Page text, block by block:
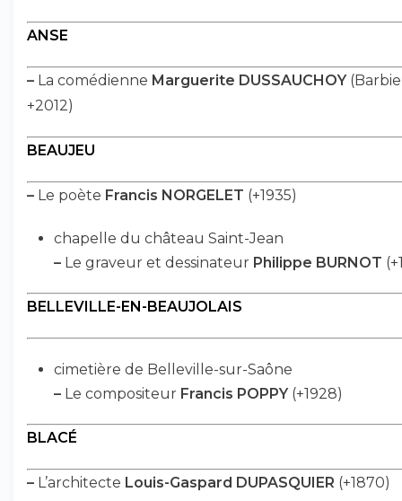
ANSE
– La comédienne Marguerite DUSSAUCHOY
+2012)
BEAUJEU
– Le poète Francis NORGELET (+1935)
chapelle du château Saint-Jean
– Le graveur et dessinateur Philippe BURNOT
BELLEVILLE-EN-BEAUJOLAIS
cimetière de Belleville-sur-Saône
– Le compositeur Francis POPPY(+1928)
BLACÉ
– L’architecte Louis-Gaspard DUPASQUIER (+1870)